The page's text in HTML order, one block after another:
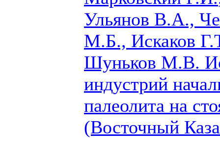
Ульянов В.А.,
М.Б., Искаков
Шуньков М.В.
индустрий
палеолита на
(Восточный